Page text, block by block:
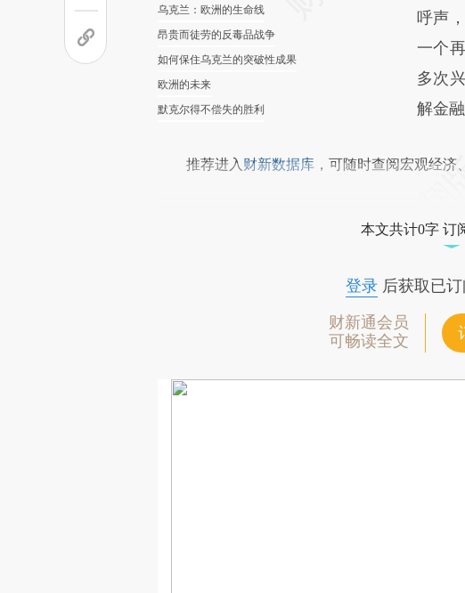
乌克兰：欧洲的生命线
昂贵而徒劳的反毒品战争
如何保住乌克兰的突破性成果
欧洲的未来
默克尔得不偿失的胜利
呼声
一个
多次
解金
推荐进入 财新数据库 ，可随时查阅宏观经济
本文共计0字 订
登录后获取已订
财新通会员
可畅读全文